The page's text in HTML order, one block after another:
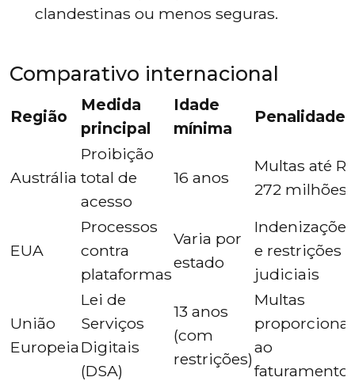
clandestinas ou menos seguras.
Comparativo internacional
Região
Medida
principal
Idade
mínima
Penalidades
Austrália
Proibição
total de
acesso
16 anos
Multas até R$
272 milhões
EUA
Processos
contra
plataformas
Varia por
estado
Indenizações
e restrições
judiciais
União
Europeia
Lei de
Serviços
Digitais
(DSA)
13 anos
(com
restrições)
Multas
ao
faturamento